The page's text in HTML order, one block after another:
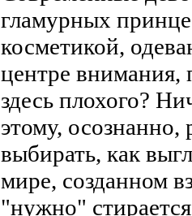
гламурных
косметикой,
центре внимания,
здесь плохого?
этому,
выбирать, как
мире, созданном
"нужно"